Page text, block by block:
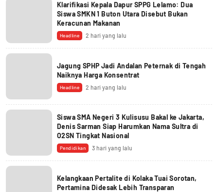
Klarifikasi Kepala Dapur SPPG Lelamo: Dua
Siswa SMKN 1 Buton Utara Disebut Bukan
Keracunan Makanan
Headline 2 hari yang lalu
Jagung SPHP Jadi Andalan Peternak di Tengah
Naiknya Harga Konsentrat
Headline 2 hari yang lalu
Siswa SMA Negeri 3 Kulisusu Bakal ke Jakarta,
Denis Sarman Siap Harumkan Nama Sultra di
O2SN Tingkat Nasional
Pendidikan 3 hari yang lalu
Kelangkaan Pertalite di Kolaka Tuai Sorotan,
Pertamina Didesak Lebih Transparan